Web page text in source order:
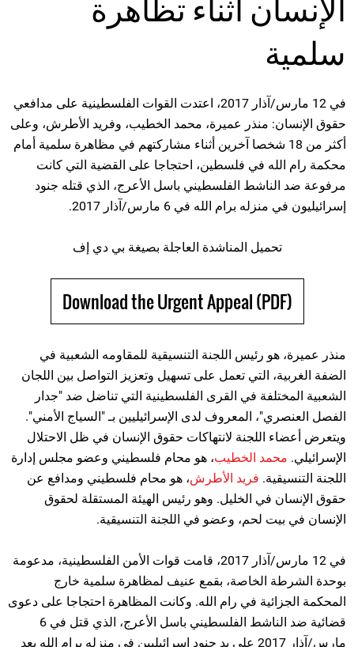
سلمية
في 12 مارس/آذار 2017، اعتدت القوات الفلسطينية على مدافعي
حقوق الإنسان: منذر عميرة، محمد الخطيب، وفريد الأطرش، وعلى
أكثر من 18 شخصا آخرين أثناء مشاركتهم في مظاهرة سلمية أمام
محكمة رام الله في فلسطين، احتجاجا على القضية التي كانت
مرفوعة ضد الناشط الفلسطيني باسل الأعرج، الذي قتله جنود
إسرائيليون في منزله برام الله في 6 مارس/آذار 2017.
تحميل المناشدة العاجلة بصيغة بي دي إف
Download the Urgent Appeal (PDF)
منذر عميرة، هو رئيس اللجنة التنسيقية للمقاومه الشعبية في
الضفة الغربية، التي تعمل على تسهيل وتعزيز التواصل بين اللجان
الشعبية المختلفة في القرى الفلسطينية التي تناضل ضد "جدار
الفصل العنصري"، المعروف لدى الإسرائيليين بـ "السياج الأمني".
ويتعرض أعضاء اللجنة لانتهاكات حقوق الإنسان في ظل الاحتلال
الإسرائيلي. محمد الخطيب، هو محام فلسطيني وعضو مجلس إدارة
اللجنة التنسيقية. فريد الأطرش، هو محام فلسطيني ومدافع عن
حقوق الإنسان في الخليل. وهو رئيس الهيئة المستقلة لحقوق
الإنسان في بيت لحم، وعضو في اللجنة التنسيقية.
في 12 مارس/آذار 2017، قامت قوات الأمن الفلسطينية، مدعومة
بوحدة الشرطة الخاصة، بقمع عنيف لمظاهرة سلمية خارج
المحكمة الجزائية في رام الله. وكانت المظاهرة احتجاجا على دعوى
قضائية ضد الناشط الفلسطيني باسل الأعرج، الذي قتل في 6
مارس/آذار 2017 على يد جنود إسرائيليين في منزله برام الله بعد